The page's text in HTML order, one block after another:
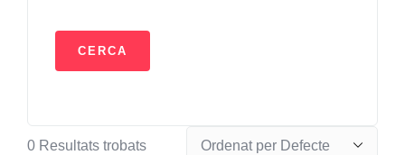
0 Resultats trobats